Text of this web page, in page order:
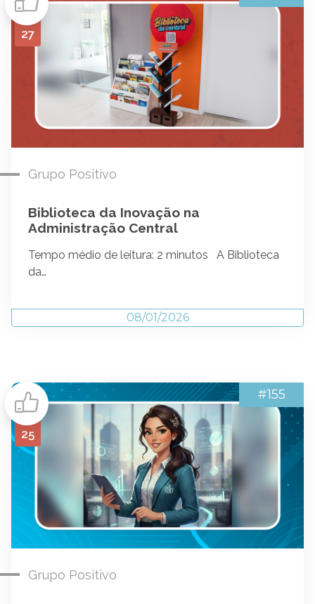
27
Grupo Positivo
Biblioteca da Inovação na
Administração Central
Tempo médio de leitura: 2 minutos A Biblioteca
da…
08/01/2026
25
Grupo Positivo
#155